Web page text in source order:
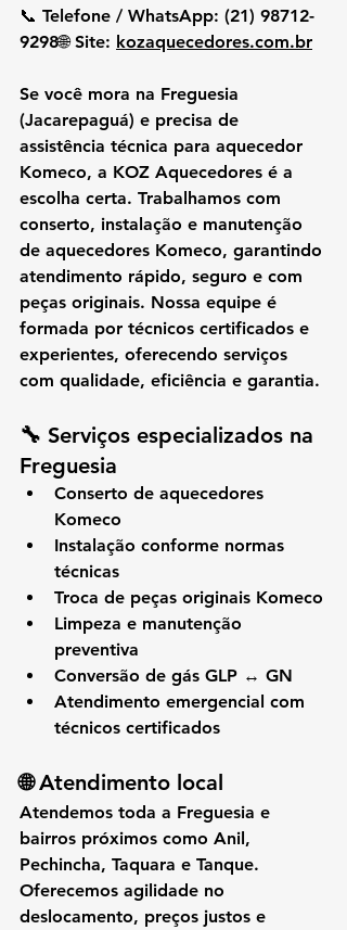
📞 Telefone / WhatsApp: (21) 98712-
9298🌐 Site: kozaquecedores.com.br
Se você mora na Freguesia
(Jacarepaguá) e precisa de
assistência técnica para aquecedor
Komeco, a KOZ Aquecedores é a
escolha certa. Trabalhamos com
conserto, instalação e manutenção
de aquecedores Komeco, garantindo
atendimento rápido, seguro e com
peças originais. Nossa equipe é
formada por técnicos certificados e
experientes, oferecendo serviços
com qualidade, eficiência e garantia.
🔧 Serviços especializados na
Freguesia
Conserto de aquecedores
Komeco
Instalação conforme normas
técnicas
Troca de peças originais Komeco
Limpeza e manutenção
preventiva
Conversão de gás GLP ↔ GN
Atendimento emergencial com
técnicos certificados
🌐 Atendimento local
Atendemos toda a Freguesia e
bairros próximos como Anil,
Pechincha, Taquara e Tanque.
Oferecemos agilidade no
deslocamento, preços justos e